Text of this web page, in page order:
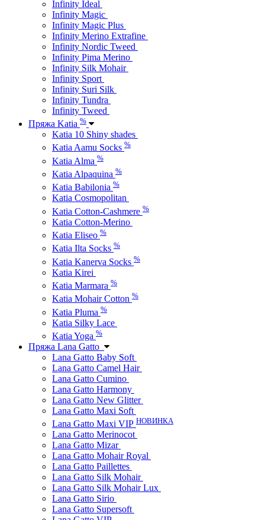
Infinity Ideal
Infinity Magic
Infinity Magic Plus
Infinity Merino Extrafine
Infinity Nordic Tweed
Infinity Pima Merino
Infinity Silk Mohair
Infinity Sport
Infinity Suri Silk
Infinity Tundra
Infinity Tweed
Пряжа Katia %
Katia 10 Shiny shades
Katia Aamu Socks %
Katia Alma %
Katia Alpaquina %
Katia Babilonia %
Katia Cosmopolitan
Katia Cotton-Cashmere %
Katia Cotton-Merino
Katia Eliseo %
Katia Ilta Socks %
Katia Kanerva Socks %
Katia Kirei
Katia Marmara %
Katia Mohair Cotton %
Katia Pluma %
Katia Silky Lace
Katia Yoga %
Пряжа Lana Gatto
Lana Gatto Baby Soft
Lana Gatto Camel Hair
Lana Gatto Cumino
Lana Gatto Harmony
Lana Gatto New Glitter
Lana Gatto Maxi Soft
Lana Gatto Maxi VIP НОВИНКА
Lana Gatto Merinocot
Lana Gatto Mizar
Lana Gatto Mohair Royal
Lana Gatto Paillettes
Lana Gatto Silk Mohair
Lana Gatto Silk Mohair Lux
Lana Gatto Sirio
Lana Gatto Supersoft